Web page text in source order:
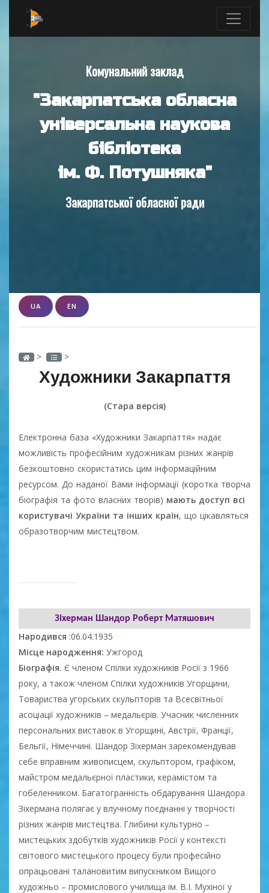
Комунальний заклад
"Закарпатська обласна
універсальна наукова
бібліотека
ім. Ф. Потушняка"
Закарпатської обласної ради
UA EN
> >
Художники Закарпаття
(Стара версія)
Електронна база «Художники Закарпаття» надає
можливість професійним художникам різних жанрів
безкоштовно скористатись цим інформаційним
ресурсом. До наданої Вами інформації (коротка творча
біографія та фото власних творів) мають доступ всі
користувачі України та інших країн, що цікавляться
образотворчим мистецтвом.
Зіхерман Шандор Роберт Матяшович
Народився :06.04.1935
Місце народження: Ужгород
Біографія. Є членом Спілки художників Росії з 1966
року, а також членом Спілки художників Угорщини,
Товариства угорських скульпторів та Всесвітньої
асоціації художників – медальєрів. Учасник численних
персональних виставок в Угорщині, Австрії, Франції,
Бельгії, Німеччині. Шандор Зіхерман зарекомендував
себе вправним живописцем, скульптором, графіком,
майстром медальєрної пластики, керамістом та
гобеленником. Багатогранність обдарування Шандора
Зіхермана полягає у влучному поєднанні у творчості
різних жанрів мистецтва. Глибини культурно –
мистецьких здобутків художників Росії у контексті
світового мистецького процесу були професійно
опрацьовані талановитим випускником Вищого
художньо – промислового училища ім. В.І. Мухіної у